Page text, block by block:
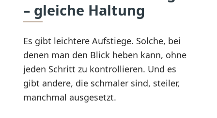
– gleiche Haltung
Es gibt leichtere Aufstiege. Solche, bei
denen man den Blick heben kann, ohne
jeden Schritt zu kontrollieren. Und es
gibt andere, die schmaler sind, steiler,
manchmal ausgesetzt.